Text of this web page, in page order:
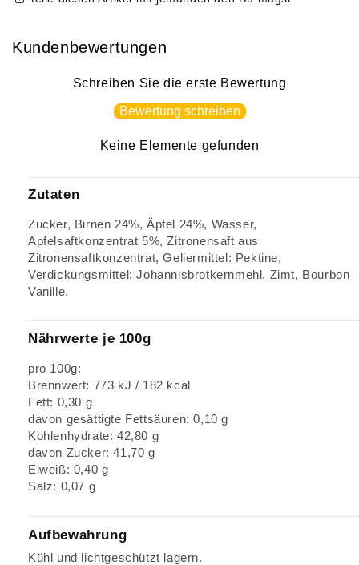
Kundenbewertungen
Schreiben Sie die erste Bewertung
Bewertung schreiben
Keine Elemente gefunden
Zutaten
Zucker, Birnen 24%, Äpfel 24%, Wasser,
Apfelsaftkonzentrat 5%, Zitronensaft aus
Zitronensaftkonzentrat, Geliermittel: Pektine,
Verdickungsmittel: Johannisbrotkernmehl, Zimt, Bourbon
Vanille.
Nährwerte je 100g
pro 100g:
Brennwert: 773 kJ / 182 kcal
Fett: 0,30 g
davon gesättigte Fettsäuren: 0,10 g
Kohlenhydrate: 42,80 g
davon Zucker: 41,70 g
Eiweiß: 0,40 g
Salz: 0,07 g
Aufbewahrung
Kühl und lichtgeschützt lagern.